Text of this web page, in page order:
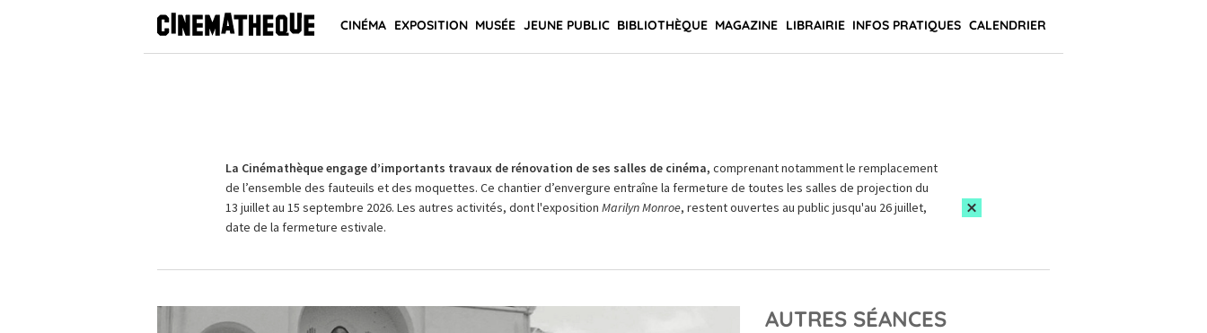
CINÉMA EXPOSITION MUSÉE JEUNE PUBLIC BIBLIOTHÈQUE MAGAZINE LIBRAIRIE INFOS PRATIQUES CALENDRIER
La Cinémathèque engage d’importants travaux de rénovation de ses salles de cinéma, comprenant notamment le remplacement
de l’ensemble des fauteuils et des moquettes. Ce chantier d’envergure entraîne la fermeture de toutes les salles de projection du
13 juillet au 15 septembre 2026. Les autres activités, dont l'exposition Marilyn Monroe, restent ouvertes au public jusqu'au 26 juillet,
date de la fermeture estivale.
AUTRES SÉANCES